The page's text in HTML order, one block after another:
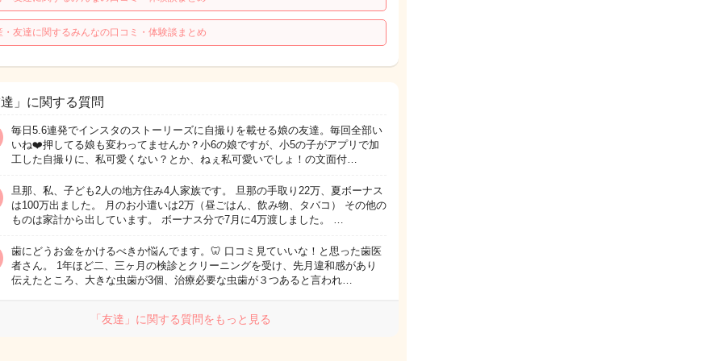
・友達に関するみんなの口コミ・体験談まとめ
」に関する質問
毎日5.6連発でインスタのストーリーズに自撮りを載せる娘の友達。毎回全部い
いね❤️押してる娘も変わってませんか？小6の娘ですが、小5の子がアプリで加
工した自撮りに、私可愛くない？とか、ねぇ私可愛いでしょ！の文面付…
旦那、私、子ども2人の地方住み4人家族です。 旦那の手取り22万、夏ボーナス
は100万出ました。 月のお小遣いは2万（昼ごはん、飲み物、タバコ） その他の
ものは家計から出しています。 ボーナス分で7月に4万渡しました。 …
歯にどうお金をかけるべきか悩んでます。🦷 口コミ見ていいな！と思った歯医
者さん。 1年ほど二、三ヶ月の検診とクリーニングを受け、先月違和感があり
伝えたところ、大きな虫歯が3個、治療必要な虫歯が３つあると言われ…
「友達」に関する質問をもっと見る